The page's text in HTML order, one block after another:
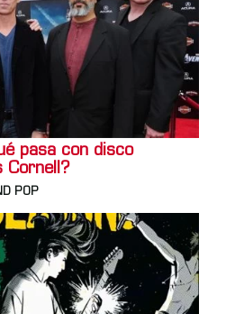
pasa con disco
Cornell?
POP